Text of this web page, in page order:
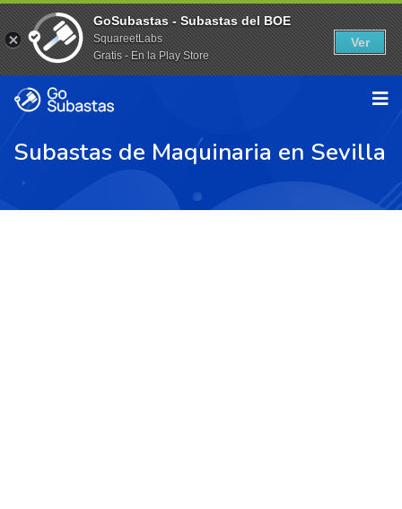
Subastas de Maquinaria en Sevilla
GoSubastas - Subastas del BOE
SquareetLabs
Gratis - En la Play Store
Ver